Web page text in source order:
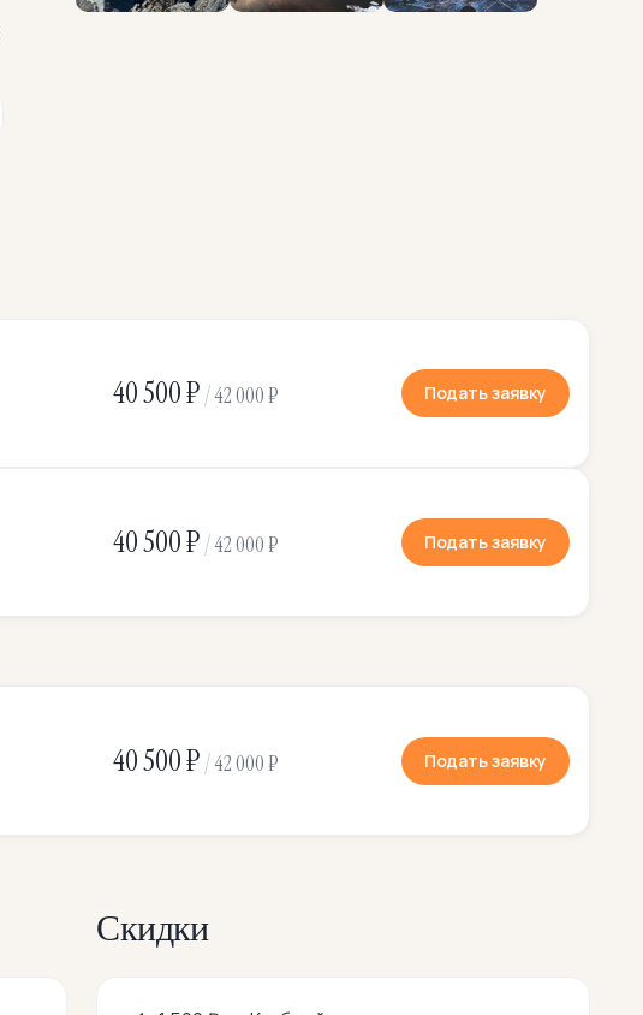
40 500 ₽/42 000 ₽ Подать заявку
40 500 ₽/42 000 ₽ Подать заявку
40 500 ₽/42 000 ₽ Подать заявку
Скидки